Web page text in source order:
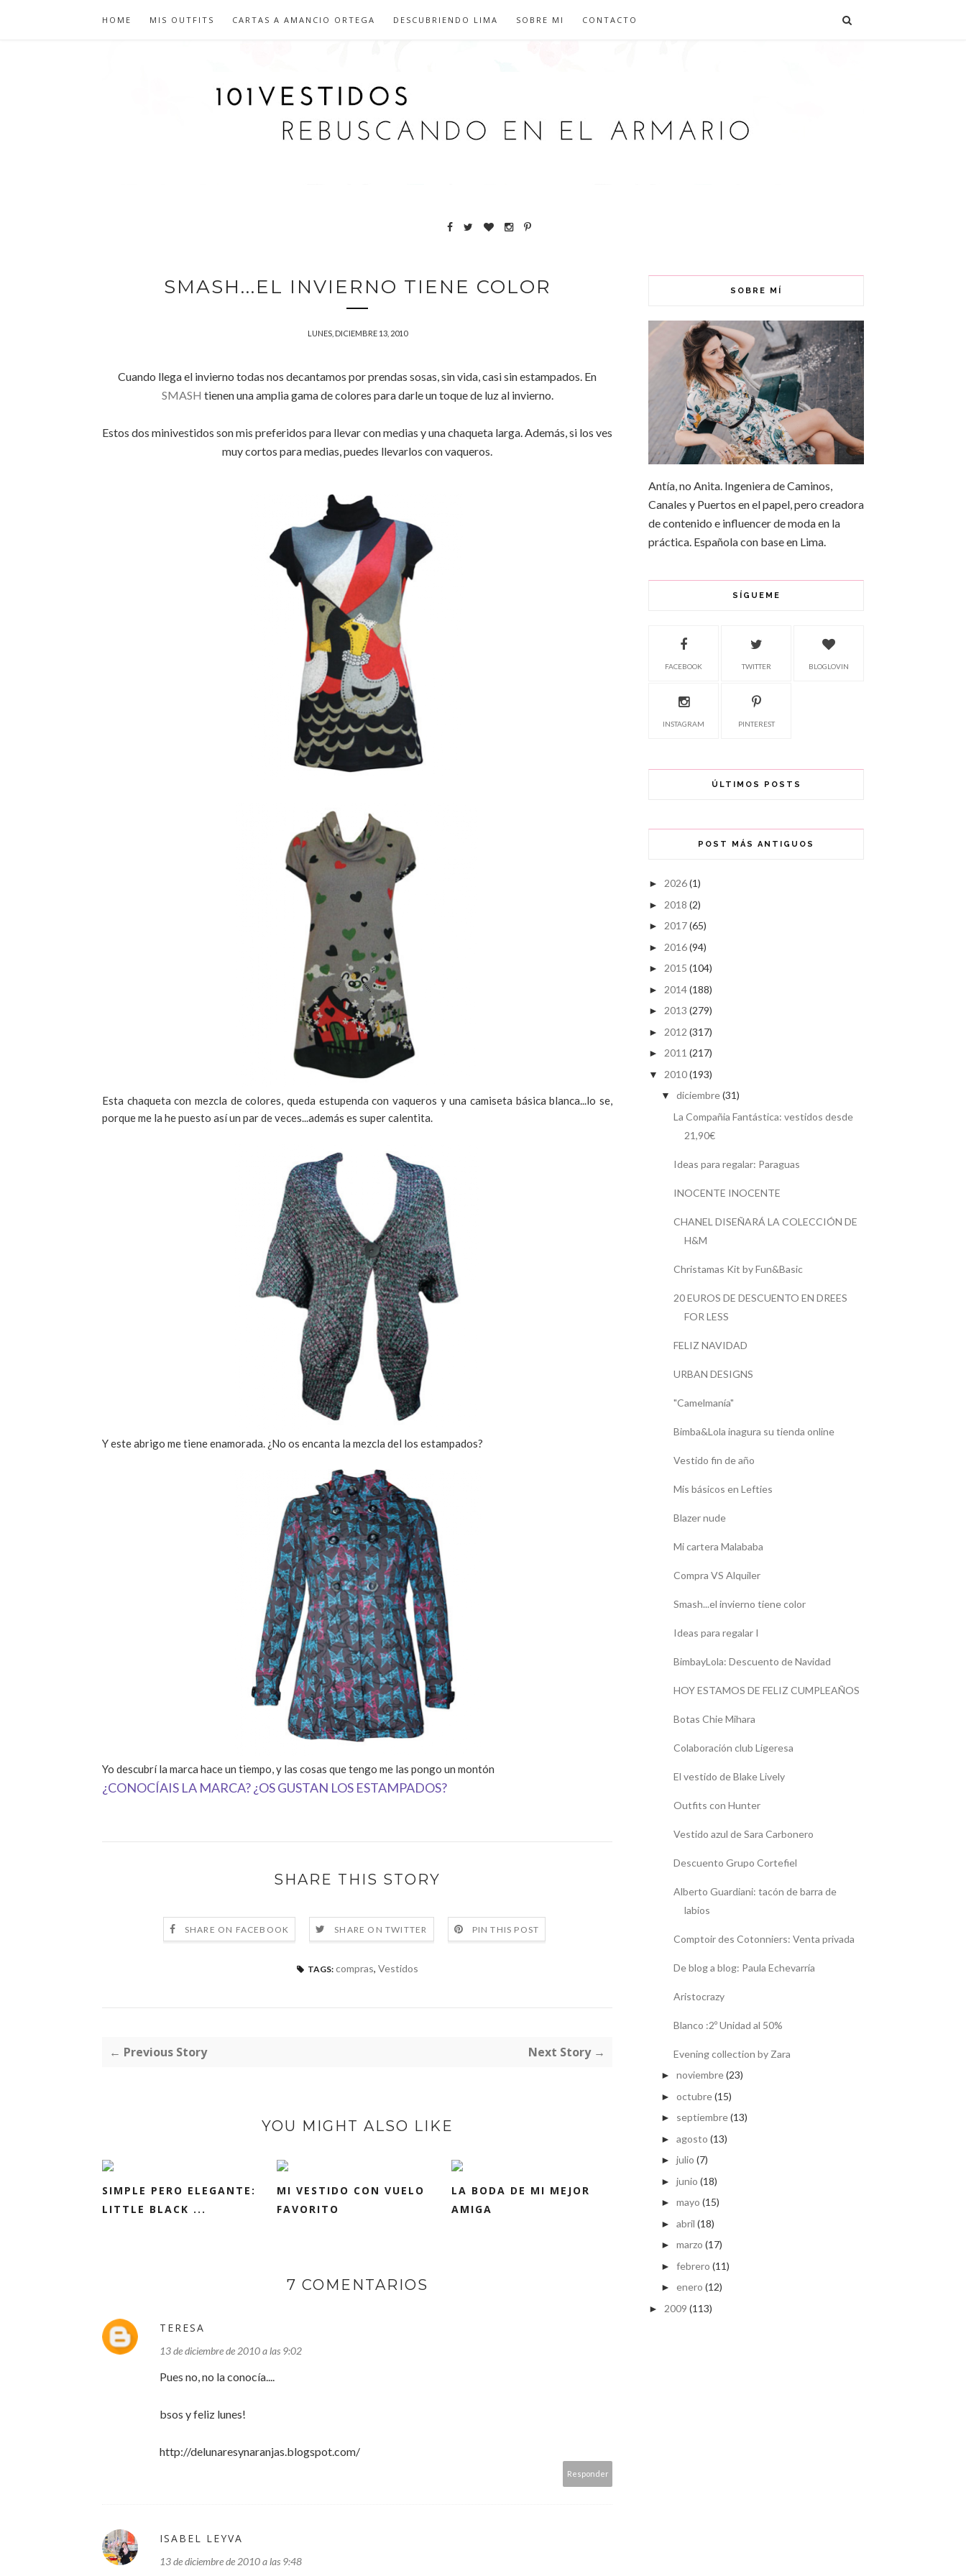
HOME MIS OUTFITS CARTAS A AMANCIO ORTEGA DESCUBRIENDO LIMA SOBRE MI CONTACTO
SMASH...EL INVIERNO TIENE COLOR
LUNES, DICIEMBRE 13, 2010
Cuando llega el invierno todas nos decantamos por prendas sosas, sin vida, casi sin estampados. En
SMASH tienen una amplia gama de colores para darle un toque de luz al invierno.
Estos dos minivestidos son mis preferidos para llevar con medias y una chaqueta larga. Además, si los ves
muy cortos para medias, puedes llevarlos con vaqueros.
Esta chaqueta con mezcla de colores, queda estupenda con vaqueros y una camiseta básica blanca...lo se,
porque me la he puesto así un par de veces...además es super calentita.
Y este abrigo me tiene enamorada. ¿No os encanta la mezcla del los estampados?
Yo descubrí la marca hace un tiempo, y las cosas que tengo me las pongo un montón
¿CONOCÍAIS LA MARCA? ¿OS GUSTAN LOS ESTAMPADOS?
SHARE THIS STORY
SHARE ON FACEBOOK SHARE ON TWITTER PIN THIS POST
TAGS: compras, Vestidos
← Previous Story Next Story →
YOU MIGHT ALSO LIKE
SIMPLE PERO ELEGANTE:
LITTLE BLACK ...
MI VESTIDO CON VUELO
FAVORITO
LA BODA DE MI MEJOR
AMIGA
7 COMENTARIOS
TERESA
13 de diciembre de 2010 a las 9:02
Pues no, no la conocía....
bsos y feliz lunes!
http://delunaresynaranjas.blogspot.com/
Responder
ISABEL LEYVA
13 de diciembre de 2010 a las 9:48
SOBRE MÍ
Antía, no Anita. Ingeniera de Caminos,
Canales y Puertos en el papel, pero creadora
de contenido e influencer de moda en la
práctica. Española con base en Lima.
SÍGUEME
FACEBOOK TWITTER BLOGLOVIN
INSTAGRAM PINTEREST
ÚLTIMOS POSTS
POST MÁS ANTIGUOS
► 2026(1)
► 2018 (2)
► 2017(65)
► 2016(94)
► 2015 (104)
► 2014(188)
► 2013 (279)
► 2012 (317)
► 2011 (217)
▼ 2010(193)
▼ diciembre(31)
La Compañia Fantástica: vestidos desde
21,90€
Ideas para regalar: Paraguas
INOCENTE INOCENTE
CHANEL DISEÑARÁ LA COLECCIÓN DE
H&M
Christamas Kit by Fun&Basic
20 EUROS DE DESCUENTO EN DREES
FOR LESS
FELIZ NAVIDAD
URBAN DESIGNS
"Camelmanía"
Bimba&Lola inagura su tienda online
Vestido fin de año
Mis básicos en Lefties
Blazer nude
Mi cartera Malababa
Compra VS Alquiler
Smash...el invierno tiene color
Ideas para regalar I
BimbayLola: Descuento de Navidad
HOY ESTAMOS DE FELIZ CUMPLEAÑOS
Botas Chie Mihara
Colaboración club Ligeresa
El vestido de Blake Lively
Outfits con Hunter
Vestido azul de Sara Carbonero
Descuento Grupo Cortefiel
Alberto Guardiani: tacón de barra de
labios
Comptoir des Cotonniers: Venta privada
De blog a blog: Paula Echevarría
Aristocrazy
Blanco :2º Unidad al 50%
Evening collection by Zara
► noviembre(23)
► octubre(15)
► septiembre(13)
► agosto (13)
► julio (7)
► junio (18)
► mayo (15)
► abril (18)
► marzo (17)
► febrero (11)
► enero (12)
► 2009 (113)